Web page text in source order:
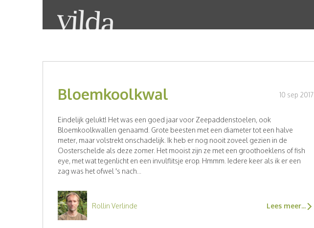
Bloemkoolkwal 10 sep 2017
Eindelijk gelukt! Het was een goed jaar voor Zeepaddenstoelen, ook
Bloemkoolkwallen genaamd. Grote beesten met een diameter tot een halve
meter, maar volstrekt onschadelijk. Ik heb er nog nooit zoveel gezien in de
Oosterschelde als deze zomer. Het mooist zijn ze met een groothoeklens of fish
eye, met wat tegenlicht en een invulflitsje erop. Hmmm. Iedere keer als ik er een
zag was het ofwel 's nach...
Rollin Verlinde Lees meer...